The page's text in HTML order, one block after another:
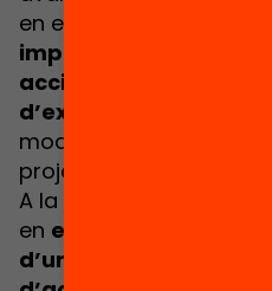
en els
aprenentatges
implicar per als
acció educativa amb
d’exclusió social
moderat per Núria
projecte 'Recerca i
A la segona part de
en el paper dels
d’uns serveis